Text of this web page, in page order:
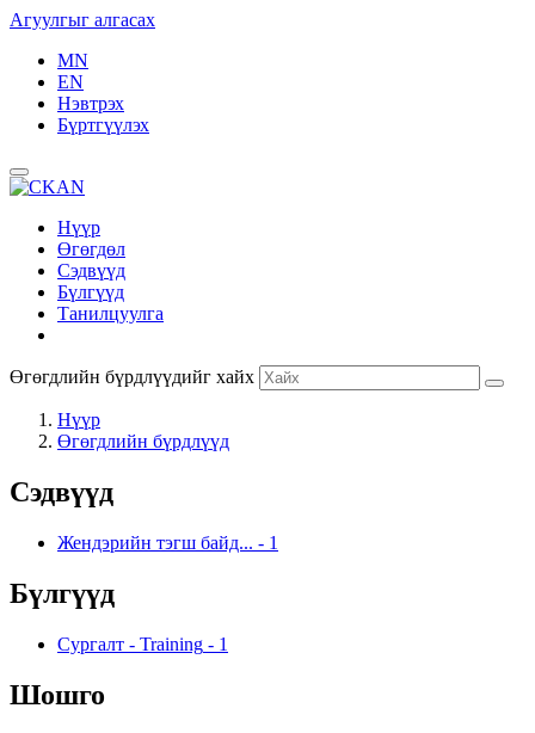
Агуулгыг алгасах
MN
EN
Нэвтрэх
Бүртгүүлэх
Нүүр
Өгөгдөл
Сэдвүүд
Бүлгүүд
Танилцуулга
Өгөгдлийн бүрдлүүдийг хайх
Нүүр
Өгөгдлийн бүрдлүүд
Сэдвүүд
Жендэрийн тэгш байд... - 1
Бүлгүүд
Сургалт - Training - 1
Шошго